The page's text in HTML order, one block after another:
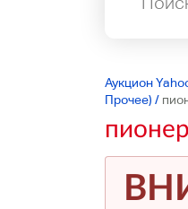
Аукцион
Прочее) /